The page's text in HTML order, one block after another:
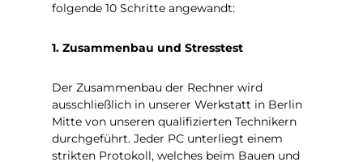
folgende 10 Schritte angewandt:
1. Zusammenbau und Stresstest
Der Zusammenbau der Rechner wird
ausschließlich in unserer Werkstatt in Berlin
Mitte von unseren qualifizierten Technikern
durchgeführt. Jeder PC unterliegt einem
strikten Protokoll, welches beim Bauen und